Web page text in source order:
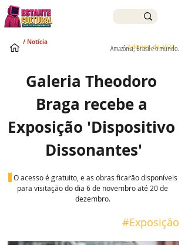
2 de nov. de 2023
Amazônia, Brasil e o mundo.
/ Notícia
Galeria Theodoro
Braga recebe a
Exposição 'Dispositivo
Dissonantes'
O acesso é gratuito, e as obras ficarão disponíveis
para visitação do dia 6 de novembro até 20 de
dezembro.
#Exposição